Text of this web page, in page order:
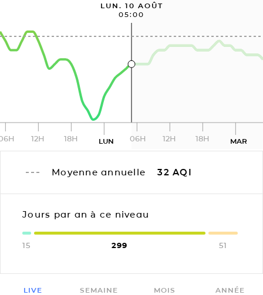
LUN. 10 AOÛT
05:00
12H 18H LUN 06H 12H 18H MAR
Moyenne annuelle 32 AQI
Jours par an à ce niveau
15 299 51
LIVE SEMAINE MOIS ANNÉE